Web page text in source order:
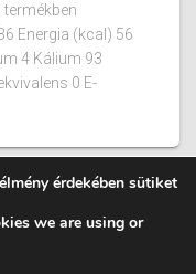
Energia (kcal) 56
4 Kálium 93
0 E-
érdekében sütiket
we are using or